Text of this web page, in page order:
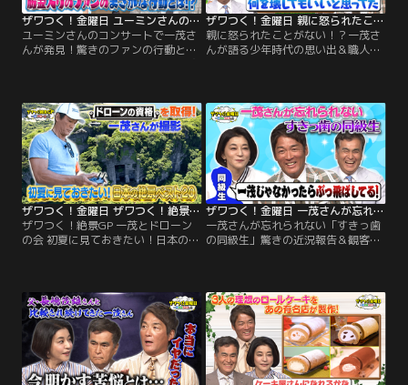
ザワつく！金曜日 ユーミンさんのコンサートで一茂さんが発見！驚きのファンの行動とは？＆ソフトクリームVSプリンで究極の2択（2026/07/03放送分）
ユーミンさんのコンサートで一茂さ
んが発見！驚きのファンの行動と
◆【オープニングトーク】ちさ子が
ハワイで鑑賞した「シルク・ドゥ・
ソレイユ」の魅力を熱弁！臨場感あ
ふれるパフォーマンスに感動したと
明かした。
ザワつく！金曜日 親に怒られたことがない！？一茂さんが語る少年時代の思い出＆職人が作った高級箸の目利き対決！（2026/06/26放送分）
親に怒られたことがない！？一茂さ
んが語る少年時代の思い出＆職人が
トーク】一茂が驚愕の幼少期を告
白！泥だらけで帰宅しても、何百万
もする盆栽を 割っても一切怒られな
かったという「怒られない教育」の
真実とは！？さらに、教会の窓ガラ
スを粉砕！
ザワつく！金曜日 ザワつく！絶景GP 一茂とドローンの会 初夏に見ておきたい！日本の絶景ベスト20 ドローンの資格を取得した一茂さんが撮影！（2026/06/19放送分）
ザワつく！絶景GP 一茂とドローン
の会 初夏に見ておきたい！日本の絶
ざいます ◆初夏に見ておきたい「日
本の絶景ベスト20」を一挙大公開！
絶景のプロが厳選した、この時期に
しか見られない奇跡の光景が続々登
場！
ザワつく！金曜日 一茂さんが忘れられない「すきっ歯の同級生」驚きの近況報告＆観客100人が選ぶのは？絶品ご当地丼（2026/06/19放送分）
一茂さんが忘れられない「すきっ歯
の同級生」驚きの近況報告＆観客
ングトーク】ちさ子の息子さんの彼
女の話題からスタート！非常に賢
く、息子さんを 「教育してくれてい
る」という彼女とのエピソードを披
露。